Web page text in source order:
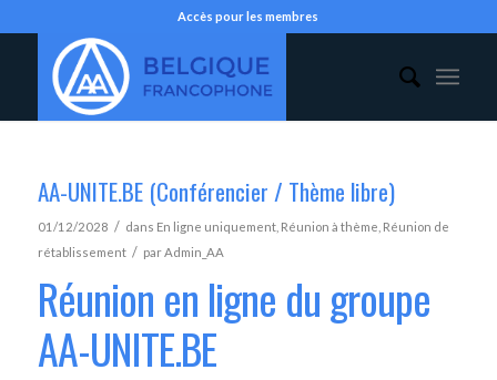
Accès pour les membres
AA-UNITE.BE (Conférencier / Thème libre)
01/12/2028 / dans En ligne uniquement, Réunion à thème Réunion de
rétablissement / parAdmin_AA
Réunion en ligne du groupe
AA-UNITE.BE